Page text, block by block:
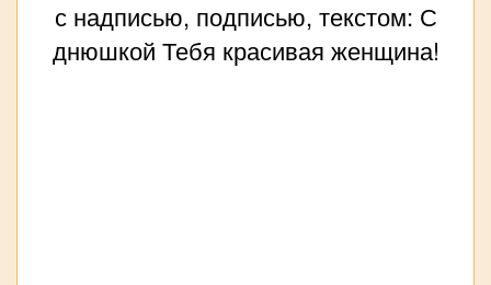
с надписью, подписью, текстом: С
днюшкой Тебя красивая женщина!